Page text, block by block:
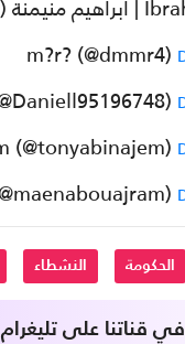
الحكومة النشطاء
قناتنا على تليغرام